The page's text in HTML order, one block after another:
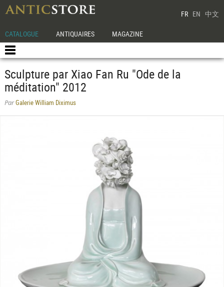
FR EN 中文
CATALOGUE ANTIQUAIRES MAGAZINE
Sculpture par Xiao Fan Ru "Ode de la
méditation" 2012
ParGalerie William Diximus